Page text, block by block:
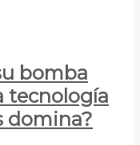
bomba
tecnología
domina?